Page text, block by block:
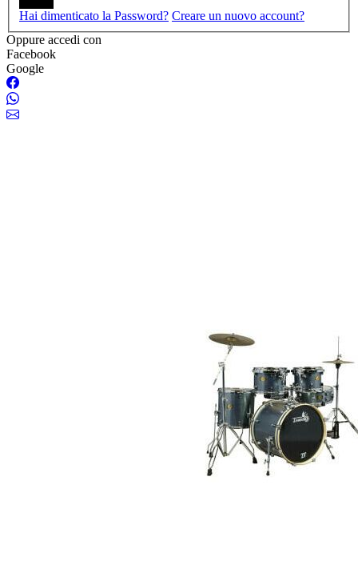
Hai dimenticato la Password? Creare un nuovo account?
Oppure accedi con
Facebook
Google